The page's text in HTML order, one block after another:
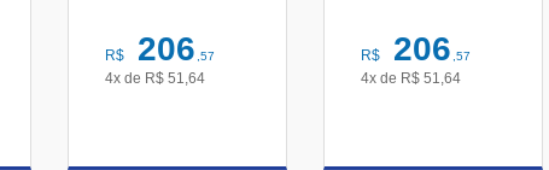
R$ 206,57
4x de R$ 51,64
R$ 206,57
4x de R$ 51,64